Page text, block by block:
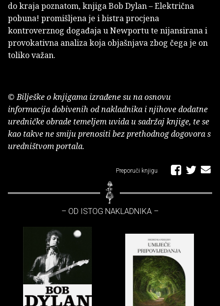
do kraja poznatom, knjiga Bob Dylan – Električna
pobuna! promišljena je i bistra procjena
kontroverznog događaja u Newportu te nijansirana i
provokativna analiza koja objašnjava zbog čega je on
toliko važan.
© Bilješke o knjigama izrađene su na osnovu
informacija dobivenih od nakladnika i njihove dodatne
uredničke obrade temeljem uvida u sadržaj knjige, te se
kao takve ne smiju prenositi bez prethodnog dogovora s
uredništvom portala.
Preporuči knjigu
– OD ISTOG NAKLADNIKA –